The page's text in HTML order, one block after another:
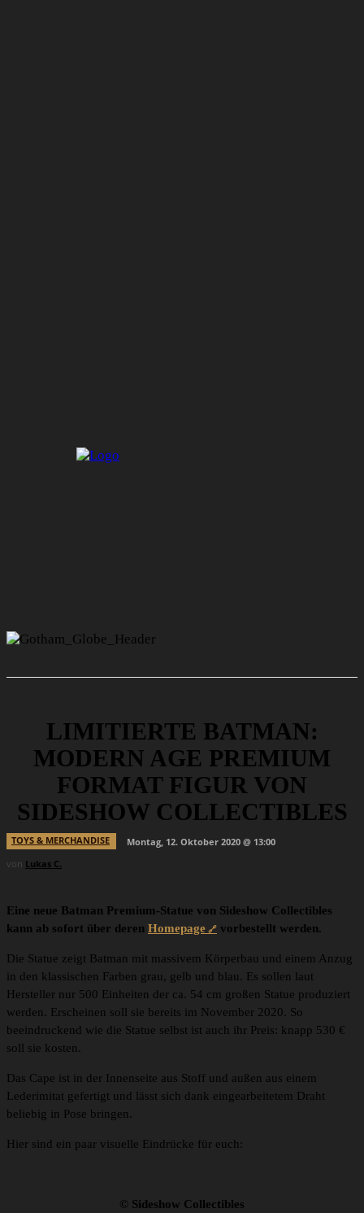
LIMITIERTE BATMAN:
MODERN AGE PREMIUM
FORMAT FIGUR VON
SIDESHOW COLLECTIBLES
TOYS & MERCHANDISE
Montag, 12. Oktober 2020 @ 13:00
von Lukas C.
Eine neue Batman Premium-Statue von Sideshow Collectibles
kann ab sofort über deren Homepage vorbestellt werden.
Die Statue zeigt Batman mit massivem Körperbau und einem Anzug
in den klassischen Farben grau, gelb und blau. Es sollen laut
Hersteller nur 500 Einheiten der ca. 54 cm großen Statue produziert
werden. Erscheinen soll sie bereits im November 2020. So
beeindruckend wie die Statue selbst ist auch ihr Preis: knapp 530 €
soll sie kosten.
Das Cape ist in der Innenseite aus Stoff und außen aus einem
Lederimitat gefertigt und lässt sich dank eingearbeitetem Draht
beliebig in Pose bringen.
Hier sind ein paar visuelle Eindrücke für euch:
© Sideshow Collectibles